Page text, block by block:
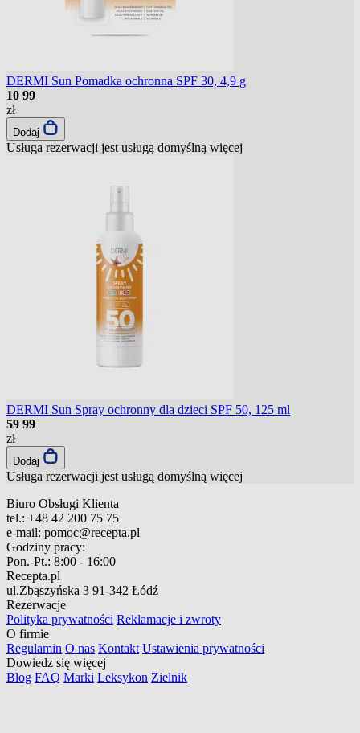
DERMI Sun Pomadka ochronna SPF 30, 4,9 g
10 99
zł
Dodaj
Usługa rezerwacji jest usługą domyślną więcej
DERMI Sun Spray ochronny dla dzieci SPF 50, 125 ml
59 99
zł
Dodaj
Usługa rezerwacji jest usługą domyślną więcej
Biuro Obsługi Klienta
tel.: +48 42 200 75 75
e-mail: pomoc@recepta.pl
Godziny pracy:
Pon.-Pt.: 8:00 - 16:00
Recepta.pl
ul.Zbąszyńska 3 91-342 Łódź
Rezerwacje
Polityka prywatności Reklamacje i zwroty
O firmie
Regulamin O nas Kontakt Ustawienia prywatności
Dowiedz się więcej
Blog FAQ Marki Leksykon Zielnik